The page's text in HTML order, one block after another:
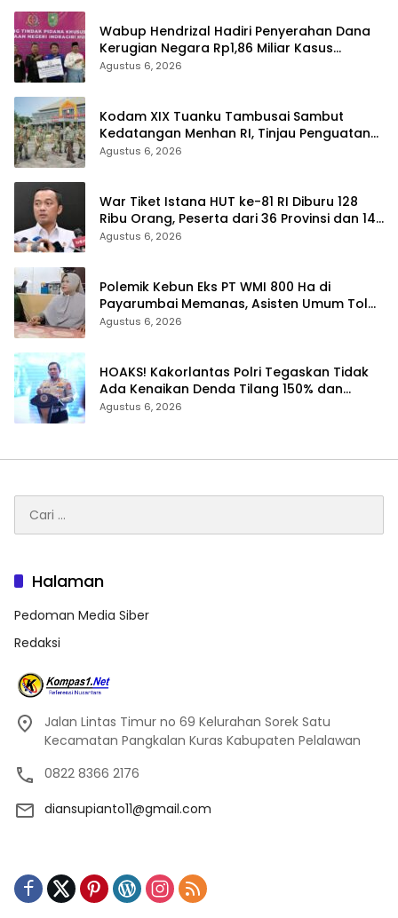
Wabup Hendrizal Hadiri Penyerahan Dana
Kerugian Negara Rp1,86 Miliar Kasus
Korupsi BPR Indra Arta
Agustus 6, 2026
Kodam XIX Tuanku Tambusai Sambut
Kedatangan Menhan RI, Tinjau Penguatan
Yonif TP di Bengkalis dan Kampar
Agustus 6, 2026
War Tiket Istana HUT ke-81 RI Diburu 128
Ribu Orang, Peserta dari 36 Provinsi dan 14
Negara
Agustus 6, 2026
Polemik Kebun Eks PT WMI 800 Ha di
Payarumbai Memanas, Asisten Umum Tolak
Dikelola Agrinas dan Tantang Presiden
Agustus 6, 2026
HOAKS! Kakorlantas Polri Tegaskan Tidak
Ada Kenaikan Denda Tilang 150% dan
Tilang Manual Menyeluruh
Agustus 6, 2026
untuk:
Halaman
Pedoman Media Siber
Redaksi
Jalan Lintas Timur no 69 Kelurahan Sorek Satu
Kecamatan Pangkalan Kuras Kabupaten Pelalawan
0822 8366 2176
diansupianto11@gmail.com